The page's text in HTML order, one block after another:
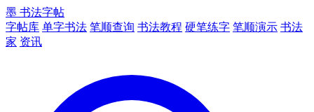
墨 书法字帖
字帖库 单字书法 笔顺查询 书法教程 硬笔练字 笔顺演示 书法
家 资讯